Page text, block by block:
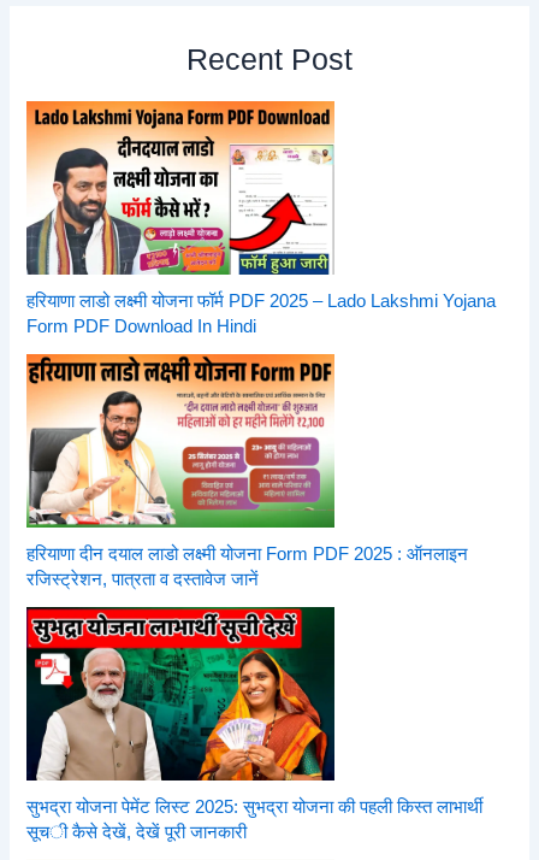
Recent Post
हरियाणा लाडो लक्ष्मी योजना फॉर्म PDF 2025 – Lado Lakshmi Yojana
Form PDF Download In Hindi
हरियाणा दीन दयाल लाडो लक्ष्मी योजना Form PDF 2025 : ऑनलाइन
रजिस्ट्रेशन, पात्रता व दस्तावेज जानें
सुभद्रा योजना पेमेंट लिस्ट 2025: सुभद्रा योजना की पहली किस्त लाभार्थी
सूची कैसे देखें, देखें पूरी जानकारी